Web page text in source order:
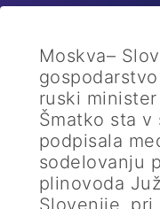
Moskva–
ruski
Šmatko sta
podpisala
sodelovanju
plinovoda
Slovenije, pri